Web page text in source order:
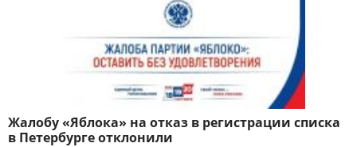
Жалобу «Яблока» на отказ в регистрации списка
в Петербурге отклонили